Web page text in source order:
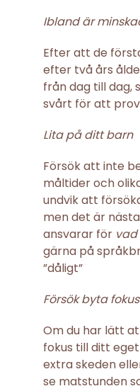
Ibland är
Efter att de
efter två års
från dag till dag,
svårt för att
Lita på ditt barn
Försök att inte
måltider och
undvik att
men det är
ansvarar för vad
gärna på
”dåligt”
Försök byta
Om du har lätt
fokus till ditt
extra skeden
se matstunden